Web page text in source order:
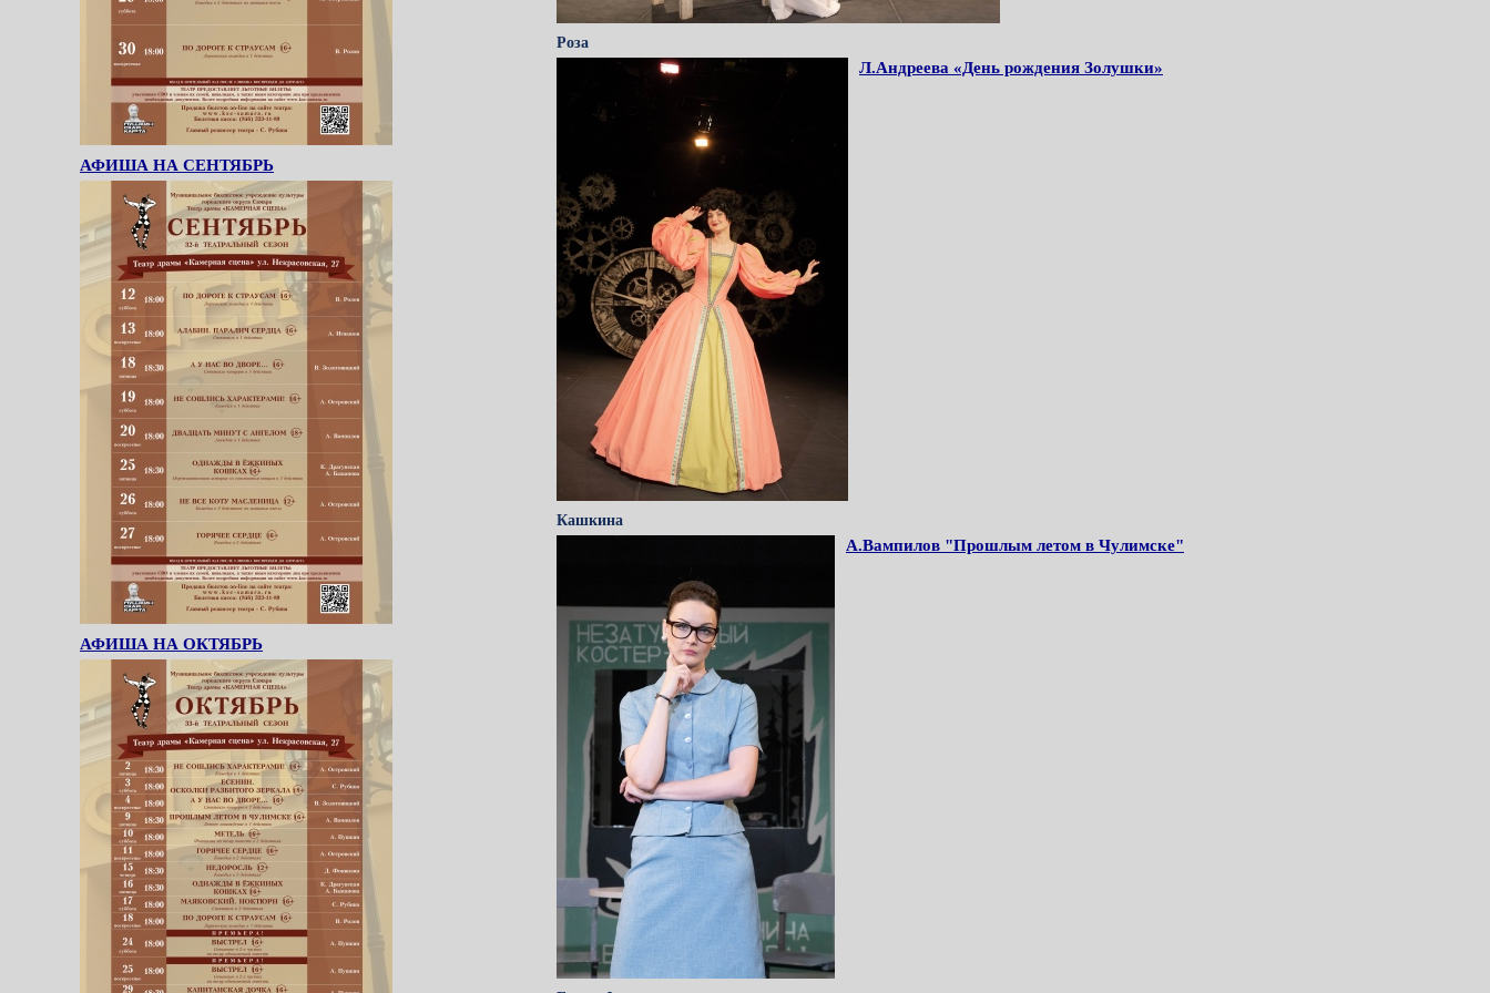
АФИША НА СЕНТЯБРЬ
АФИША НА ОКТЯБРЬ
Роза
Л.Андреева «День рождения Золушки»
Кашкина
А.Вампилов "Прошлым летом в Чулимске"